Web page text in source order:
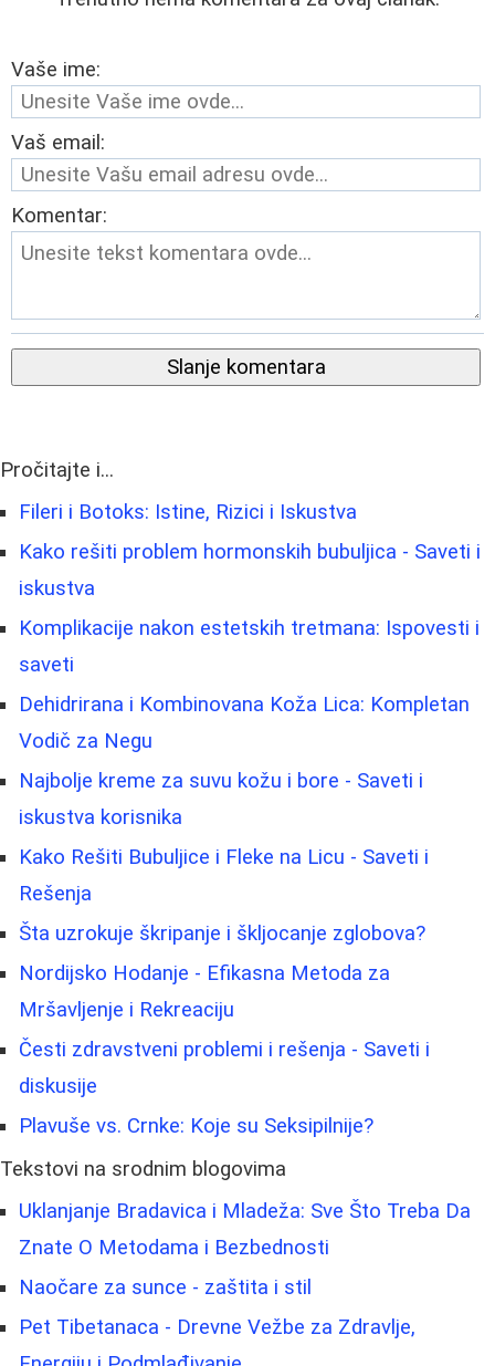
Vaše ime:
Vaš email:
Komentar:
Slanje komentara
Pročitajte i...
Fileri i Botoks: Istine, Rizici i Iskustva
Kako rešiti problem hormonskih bubuljica - Saveti i
iskustva
Komplikacije nakon estetskih tretmana: Ispovesti i
saveti
Dehidrirana i Kombinovana Koža Lica: Kompletan
Vodič za Negu
Najbolje kreme za suvu kožu i bore - Saveti i
iskustva korisnika
Kako Rešiti Bubuljice i Fleke na Licu - Saveti i
Rešenja
Šta uzrokuje škripanje i škljocanje zglobova?
Nordijsko Hodanje - Efikasna Metoda za
Mršavljenje i Rekreaciju
Česti zdravstveni problemi i rešenja - Saveti i
diskusije
Plavuše vs. Crnke: Koje su Seksipilnije?
Tekstovi na srodnim blogovima
Uklanjanje Bradavica i Mladeža: Sve Što Treba Da
Znate O Metodama i Bezbednosti
Naočare za sunce - zaštita i stil
Pet Tibetanaca - Drevne Vežbe za Zdravlje,